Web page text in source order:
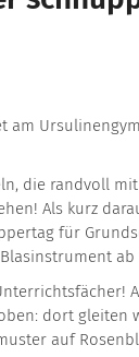
am
die randvoll
Als kurz
für
ab
dort gleiten
auf